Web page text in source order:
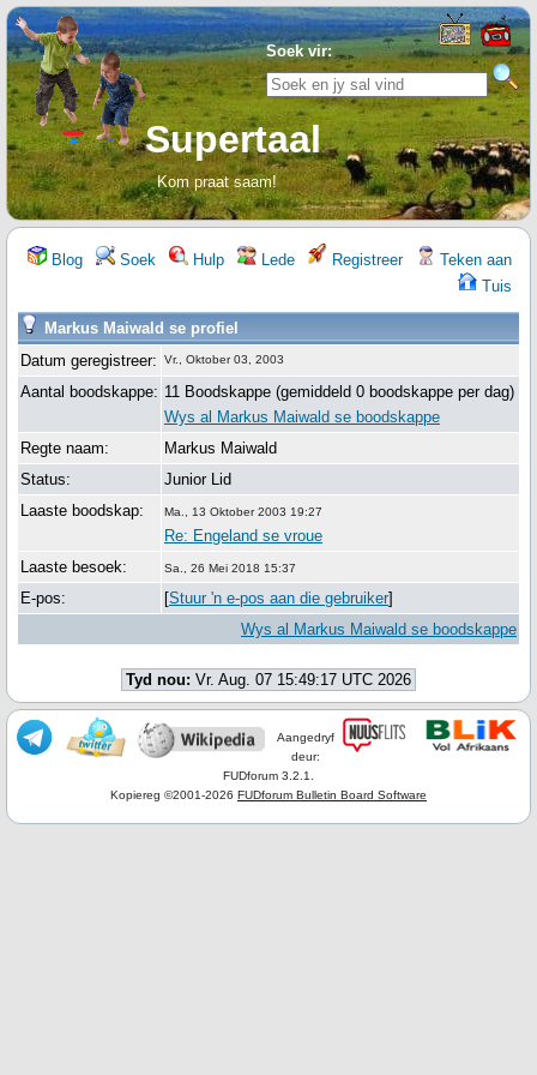
Soek vir:
Supertaal
Kom praat saam!
Blog Soek Hulp Lede Registreer
Teken aan
Tuis
Markus Maiwald se profiel
Datum geregistreer:
Vr., Oktober 03, 2003
Aantal boodskappe: 11 Boodskappe (gemiddeld 0 boodskappe per dag)
Wys al Markus Maiwald se boodskappe
Regte naam:
Markus Maiwald
Status:
Junior Lid
Laaste boodskap:
Ma., 13 Oktober 2003 19:27
Re: Engeland se vroue
Laaste besoek:
Sa., 26 Mei 2018 15:37
E-pos: [Stuur 'n e-pos aan die gebruiker]
Wys al Markus Maiwald se boodskappe
Tyd nou: Vr. Aug. 07 15:49:17 UTC 2026
Aangedryf
deur:
FUDforum 3.2.1.
Kopiereg ©2001-2026 FUDforum Bulletin Board Software